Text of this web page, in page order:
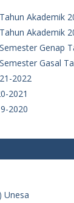
Akademik
Akademik
Genap
Gasal
2022
2021
2020
Unesa